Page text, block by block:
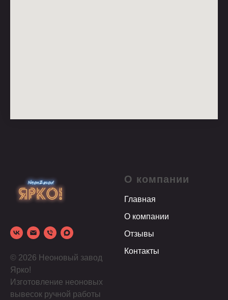
© 2026 Неоновый завод
Ярко!
Изготовление неоновых
вывесок ручной работы
О компании
Главная
О компании
Отзывы
Контакты